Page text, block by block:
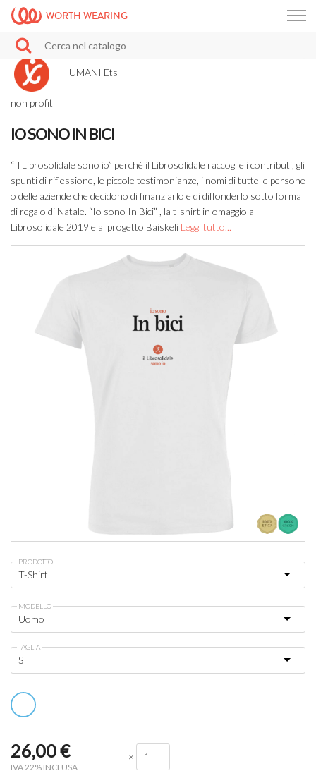
WORTH WEARING
UMANI Ets
non profit
IO SONO IN BICI
“Il Librosolidale sono io” perché il Librosolidale raccoglie i contributi, gli
spunti di riflessione, le piccole testimonianze, i nomi di tutte le persone
o delle aziende che decidono di finanziarlo e di diffonderlo sotto forma
di regalo di Natale. “Io sono In Bici” , la t-shirt in omaggio al
Librosolidale 2019 e al progetto Baiskeli Leggi tutto...
PRODOTTO
MODELLO
TAGLIA
26,00€
IVA 22% INCLUSA
×